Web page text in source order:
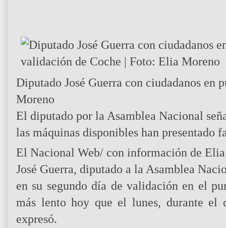
Diputado José Guerra con ciudadanos en
Moreno
El diputado por la Asamblea Nacional
las máquinas disponibles han presentado
El Nacional Web/ con información de
José Guerra, diputado a la Asamblea
en su segundo día de validación en el
más lento hoy que el lunes, durante el
expresó.